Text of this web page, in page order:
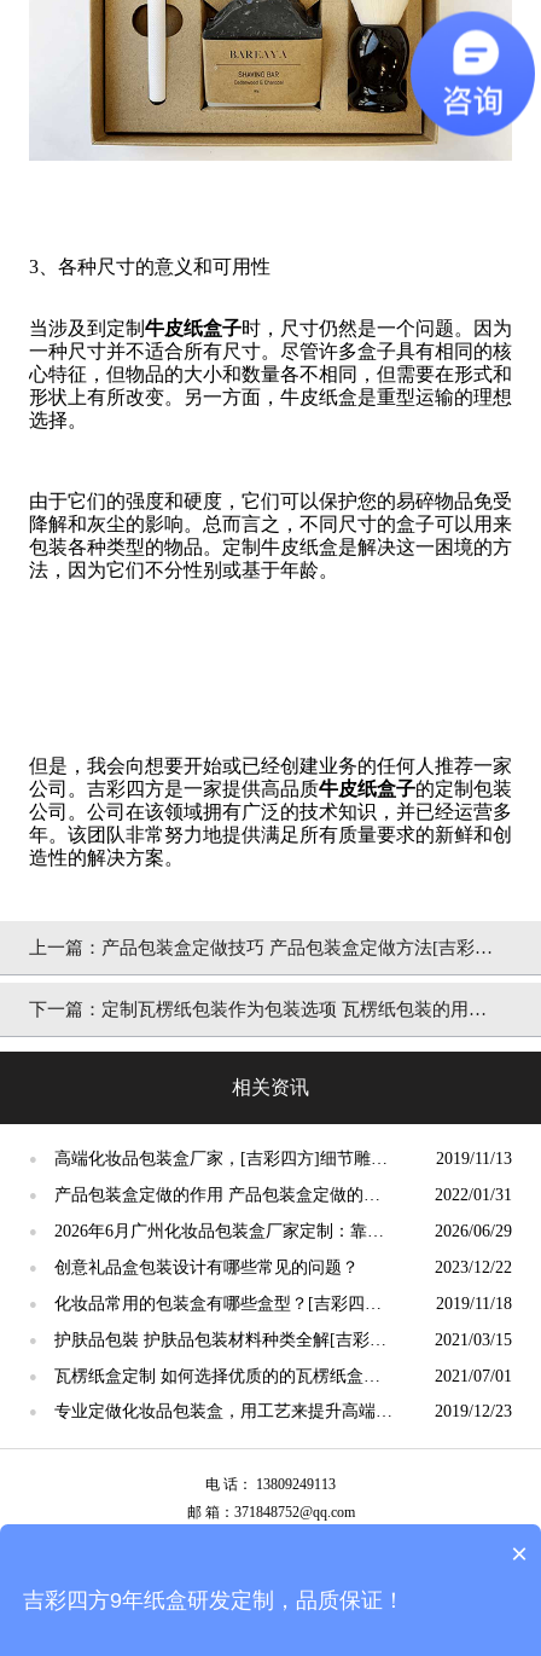
3、各种尺寸的意义和可用性
当涉及到定制 牛皮纸盒子时，尺寸仍然是一个问题。因为
一种尺寸并不适合所有尺寸。尽管许多盒子具有相同的核
心特征，但物品的大小和数量各不相同，但需要在形式和
形状上有所改变。另一方面，牛皮纸盒是重型运输的理想
选择。
由于它们的强度和硬度，它们可以保护您的易碎物品免受
降解和灰尘的影响。总而言之，不同尺寸的盒子可以用来
包装各种类型的物品。定制牛皮纸盒是解决这一困境的方
法，因为它们不分性别或基于年龄。
但是，我会向想要开始或已经创建业务的任何人推荐一家
公司。吉彩四方是一家提供高品质牛皮纸盒子的定制包装
公司。公司在该领域拥有广泛的技术知识，并已经运营多
年。该团队非常努力地提供满足所有质量要求的新鲜和创
造性的解决方案。
上一篇： 产品包装盒定做技巧 产品包装盒定做方法[吉彩四
方]
下一篇： 定制瓦楞纸包装作为包装选项 瓦楞纸包装的用途
相关资讯
●
高端化妆品包装盒厂家，[吉彩四方]细节雕琢
方显高端风采
2019/11/13
●
产品包装盒定做的作用 产品包装盒定做的好
处[吉彩四方]
2022/01/31
●
2026年6月广州化妆品包装盒厂家定制：靠谱
印刷厂甄选技巧
2026/06/29
● 创意礼品盒包装设计有哪些常见的问题？ 2023/12/22
●
化妆品常用的包装盒有哪些盒型？[吉彩四方]
彩盒厂家来揭秘
2019/11/18
●
护肤品包裝 护肤品包装材料种类全解[吉彩四
方]快速打样，包裝定制
2021/03/15
●
瓦楞纸盒定制 如何选择优质的的瓦楞纸盒定
制厂家？ [吉彩四方]
2021/07/01
●
专业定做化妆品包装盒，用工艺来提升高端的
专业技术[吉彩四方]
2019/12/23
电 话： 13809249113
邮 箱：371848752@qq.com
×
吉彩四方9年纸盒研发定制，品质保证！